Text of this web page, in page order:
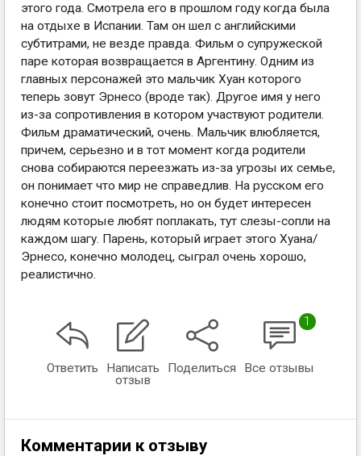
этого года. Смотрела его в прошлом году когда была
на отдыхе в Испании. Там он шел с английскими
субтитрами, не везде правда. Фильм о супружеской
паре которая возвращается в Аргентину. Одним из
главных персонажей это мальчик Хуан которого
теперь зовут Эрнесо (вроде так). Другое имя у него
из-за сопротивления в котором участвуют родители.
Фильм драматический, очень. Мальчик влюбляется,
причем, серьезно и в тот момент когда родители
снова собираются переезжать из-за угрозы их семье,
он понимает что мир не справедлив. На русском его
конечно стоит посмотреть, но он будет интересен
людям которые любят поплакать, тут слезы-сопли на
каждом шагу. Парень, который играет этого Хуана/
Эрнесо, конечно молодец, сыграл очень хорошо,
реалистично.
Ответить
Написать
отзыв
Поделиться
1
Все отзывы
Комментарии к отзыву